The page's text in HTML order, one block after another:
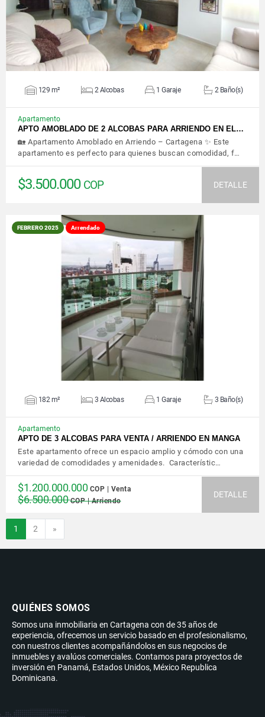
129 m² 2 Alcobas 1 Garaje 2 Baño(s)
Apartamento
APTO AMOBLADO DE 2 ALCOBAS PARA ARRIENDO EN EL…
🏡 Apartamento Amoblado en Arriendo – Cartagena ✨ Este
apartamento es perfecto para quienes buscan comodidad, f…
$3.500.000 COP DETALLE
FEBRERO 2025 Arrendado
VER DETALLES
182 m² 3 Alcobas 1 Garaje 3 Baño(s)
Apartamento
APTO DE 3 ALCOBAS PARA VENTA / ARRIENDO EN MANGA
Este apartamento ofrece un espacio amplio y cómodo con una
variedad de comodidades y amenidades. Característic…
$1.200.000.000 COP | Venta
$6.500.000COP | Arriendo
DETALLE
1 2 »
QUIÉNES SOMOS
Somos una inmobiliaria en Cartagena con de 35 años de
experiencia, ofrecemos un servicio basado en el profesionalismo,
con nuestros clientes acompañándolos en sus negocios de
inmuebles y avalúos comerciales. Contamos para proyectos de
inversión en Panamá, Estados Unidos, México Republica
Dominicana.